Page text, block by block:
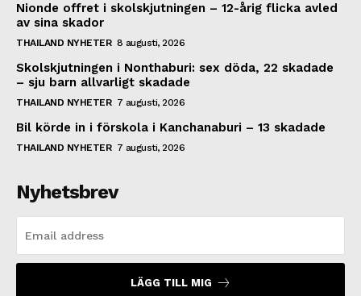
Nionde offret i skolskjutningen – 12-årig flicka avled
av sina skador
THAILAND NYHETER 8 augusti, 2026
Skolskjutningen i Nonthaburi: sex döda, 22 skadade
– sju barn allvarligt skadade
THAILAND NYHETER 7 augusti, 2026
Bil körde in i förskola i Kanchanaburi – 13 skadade
THAILAND NYHETER 7 augusti, 2026
Nyhetsbrev
LÄGG TILL MIG